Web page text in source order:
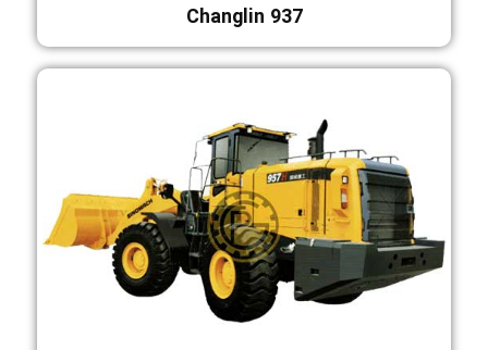
Changlin 937